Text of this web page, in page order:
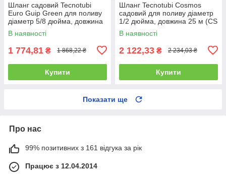
Шланг садовий Tecnotubi
Euro Guip Green для поливу
діаметр 5/8 дюйма, довжина
50 м (EGG 5/8 50)
В наявності
1 774,81 ₴ 1 868,22 ₴
Купити
Шланг Tecnotubi Cosmos
садовий для поливу діаметр
1/2 дюйма, довжина 25 м (CS
1/2 25)
В наявності
2 122,33 ₴ 2 234,03 ₴
Купити
Показати ще
Про нас
99% позитивних з 161 відгука за рік
Працює з 12.04.2014